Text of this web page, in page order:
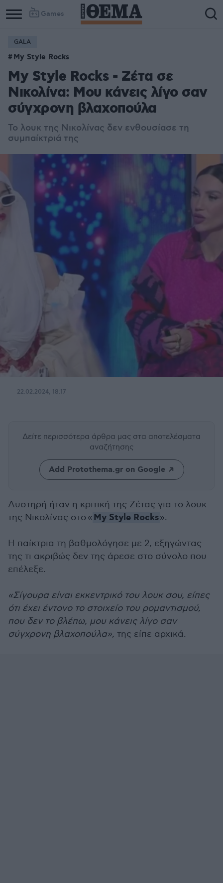
Games
GALA
My Style Rocks
My Style Rocks - Ζέτα σε
Νικολίνα: Μου κάνεις λίγο σαν
σύγχρονη βλαχοπούλα
Το λουκ της Νικολίνας δεν ενθουσίασε τη
συμπαίκτριά της
22.02.2024, 18:17
Δείτε περισσότερα άρθρα μας στα αποτελέσματα
αναζήτησης
Add Protothema.gr on Google
Αυστηρή ήταν η κριτική της Ζέτας για το λουκ
της Νικολίνας στο « My Style Rocks».
Η παίκτρια τη βαθμολόγησε με 2, εξηγώντας
της τι ακριβώς δεν της άρεσε στο σύνολο που
επέλεξε.
«Σίγουρα είναι εκκεντρικό του λουκ σου, είπες
ότι έχει έντονο το στοιχείο του ρομαντισμού,
που δεν το βλέπω, μου κάνεις λίγο σαν
σύγχρονη βλαχοπούλα», της είπε αρχικά.